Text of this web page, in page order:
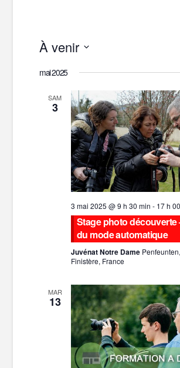
À venir
une
mai 2025
SAM
3
3 mai 2025 @ 9 h 30 min - 17 h
Stage photo découverte
du mode automatique
Juvénat Notre Dame
Finistère, France
MAR
13